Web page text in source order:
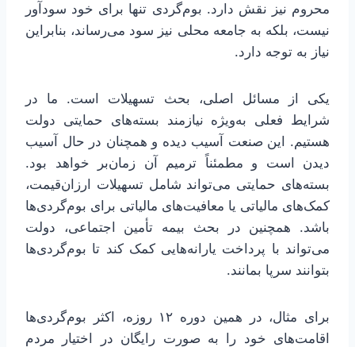
محروم نیز نقش دارد. بوم‌گردی تنها برای خود سودآور
نیست، بلکه به جامعه محلی نیز سود می‌رساند، بنابراین
نیاز به توجه دارد.
یکی از مسائل اصلی، بحث تسهیلات است. ما در
شرایط فعلی به‌ویژه نیازمند بسته‌های حمایتی دولت
هستیم. این صنعت آسیب دیده و همچنان در حال آسیب
دیدن است و مطمئناً ترمیم آن زمان‌بر خواهد بود.
بسته‌های حمایتی می‌تواند شامل تسهیلات ارزان‌قیمت،
کمک‌های مالیاتی یا معافیت‌های مالیاتی برای بوم‌گردی‌ها
باشد. همچنین در بحث بیمه تأمین اجتماعی، دولت
می‌تواند با پرداخت یارانه‌هایی کمک کند تا بوم‌گردی‌ها
بتوانند سرپا بمانند.
برای مثال، در همین دوره ۱۲ روزه، اکثر بوم‌گردی‌ها
اقامت‌های خود را به صورت رایگان در اختیار مردم